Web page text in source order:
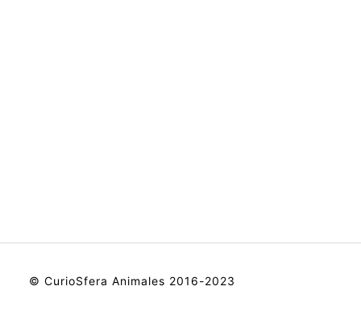
© CurioSfera Animales 2016-2023